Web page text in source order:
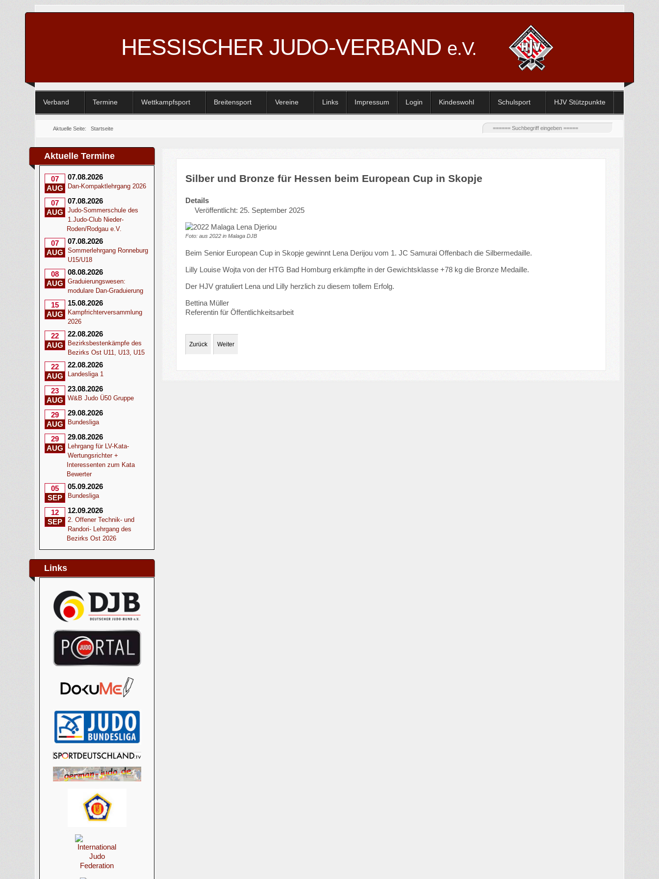
HESSISCHER JUDO-VERBAND e.V.
Verband Termine Wettkampfsport Breitensport Vereine Links Impressum Login Kindeswohl Schulsport HJV Stützpunkte
Aktuelle Seite:Startseite
Aktuelle Termine
07
AUG
07.08.2026
Dan-Kompaktlehrgang 2026
07
AUG
07.08.2026
Judo-Sommerschule des
1.Judo-Club Nieder-
Roden/Rodgau e.V.
07
AUG
07.08.2026
Sommerlehrgang Ronneburg
U15/U18
08
AUG
08.08.2026
Graduierungswesen:
modulare Dan-Graduierung
15
AUG
15.08.2026
Kampfrichterversammlung
2026
22
AUG
22.08.2026
Bezirksbestenkämpfe des
Bezirks Ost U11, U13, U15
22
AUG
22.08.2026
Landesliga 1
23
AUG
23.08.2026
W&B Judo Ü50 Gruppe
29
AUG
29.08.2026
Bundesliga
29
AUG
29.08.2026
Lehrgang für LV-Kata-
Wertungsrichter +
Interessenten zum Kata
Bewerter
05
SEP
05.09.2026
Bundesliga
12
SEP
12.09.2026
2. Offener Technik- und
Randori- Lehrgang des
Bezirks Ost 2026
Links
Silber und Bronze für Hessen beim European Cup in Skopje
Details
Veröffentlicht: 25. September 2025
Foto: aus 2022 in Malaga DJB
Beim Senior European Cup in Skopje gewinnt Lena Derijou vom 1. JC Samurai Offenbach die Silbermedaille.
Lilly Louise Wojta von der HTG Bad Homburg erkämpfte in der Gewichtsklasse +78 kg die Bronze Medaille.
Der HJV gratuliert Lena und Lilly herzlich zu diesem tollem Erfolg.
Bettina Müller
Referentin für Öffentlichkeitsarbeit
Zurück Weiter